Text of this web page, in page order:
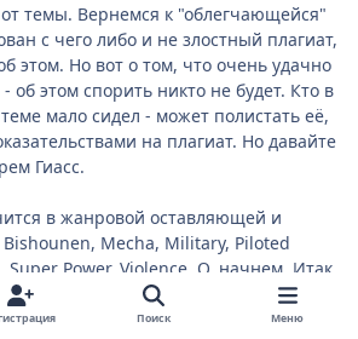
темы. Вернемся к "облегчающейся"
с чего либо и не злостный плагиат,
этом. Но вот о том, что очень удачно
об этом спорить никто не будет. Кто в
мало сидел - может полистать её,
на плагиат. Но давайте
Гиасс.
в жанровой оставляющей и
Bishounen, Mecha, Military, Piloted
Super Power, Violence. О, начнем. Итак,
смотрите какое действо,
как трясутся
есть, низко планирующие Лелушы,
Поиск Меню